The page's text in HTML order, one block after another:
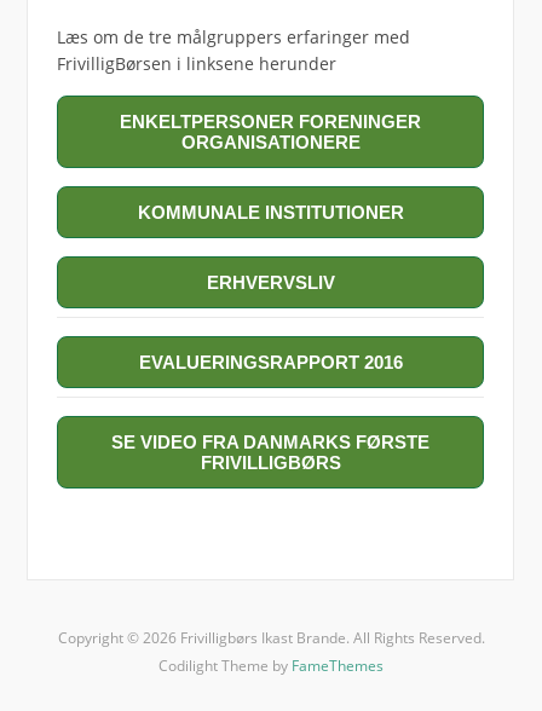
Læs om de tre målgruppers erfaringer med
FrivilligBørsen i linksene herunder
ENKELTPERSONER FORENINGER
ORGANISATIONERE
KOMMUNALE INSTITUTIONER
ERHVERVSLIV
EVALUERINGSRAPPORT 2016
SE VIDEO FRA DANMARKS FØRSTE
FRIVILLIGBØRS
Copyright © 2026 Frivilligbørs Ikast Brande. All Rights Reserved.
Codilight Theme by FameThemes